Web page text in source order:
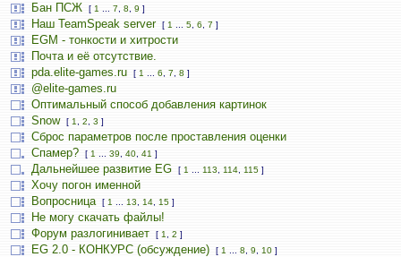
Бан ПСЖ [ 1 7 8 9 ]
Наш TeamSpeak server [ 1 5 6 7 ]
EGM - тонкости и хитрости
Почта и её отсутствие.
pda.elite-games.ru
[ 1 6 7 8 ]
@elite-games.ru
Оптимальный способ добавления картинок
Snow
[ 1 2 3 ]
Сброс параметров после проставления оценки
Спамер?
[ 1 39 40 41 ]
Дальнейшее развитие EG [ 1 113 114 115 ]
Хочу погон именной
Вопросница
[ 1 13 14 15 ]
Не могу скачать файлы!
Форум разлогинивает
[ 1 2 ]
EG 2.0 - КОНКУРС (обсуждение) [ 1 8 9 10 ]